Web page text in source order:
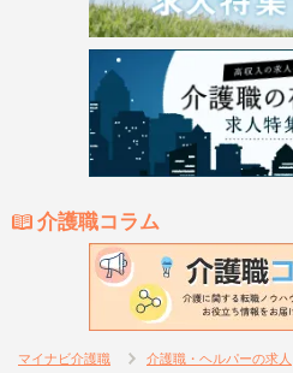
介護職コラム
マイナビ介護職 介護職・ヘルパーの求人